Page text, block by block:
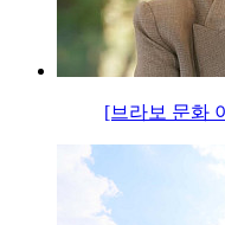
[브라보 문화